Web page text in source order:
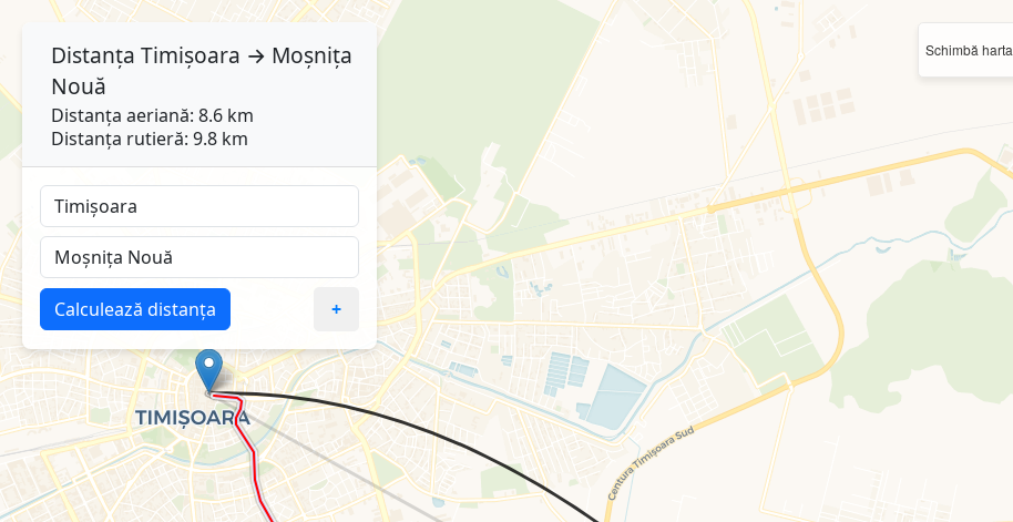
Schimbă harta
Distanța Timișoara → Moșnița
Nouă
Distanța aeriană: 8.6 km
Distanța rutieră: 9.8 km
Calculează distanța +